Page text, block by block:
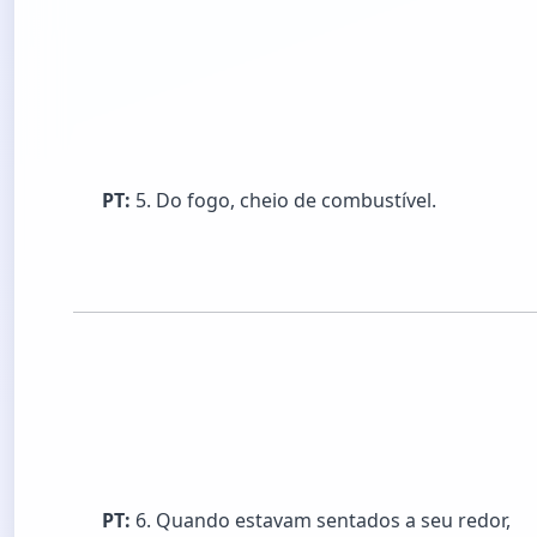
PT: 5. Do fogo, cheio de combustível.
PT: 6. Quando estavam sentados a seu redor,